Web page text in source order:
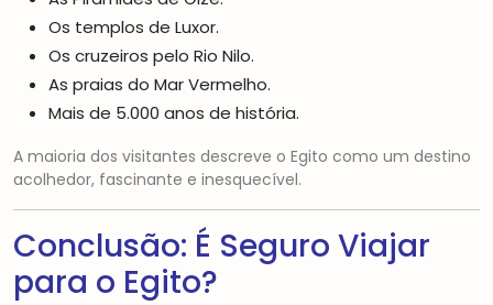
Os templos de Luxor.
Os cruzeiros pelo Rio Nilo.
As praias do Mar Vermelho.
Mais de 5.000 anos de história.
A maioria dos visitantes descreve o Egito como um destino
acolhedor, fascinante e inesquecível.
Conclusão: É Seguro Viajar
para o Egito?